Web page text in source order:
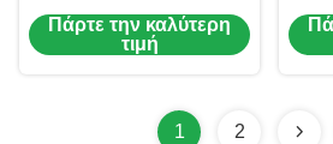
παλέτες Εργοστάσιο
Επεξεργασία 4οδικής
Πάρτε την καλύτερη
τιμή
1 2